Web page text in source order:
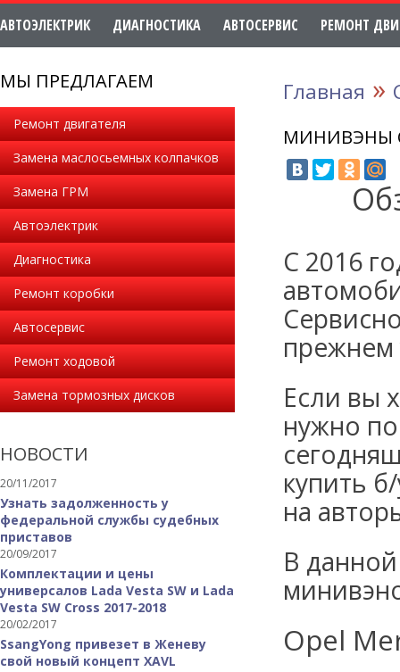
АВТОЭЛЕКТРИК ДИАГНОСТИКА АВТОСЕРВИС РЕМОНТ
МЫ ПРЕДЛАГАЕМ
Ремонт двигателя
Замена маслосьемных колпачков
Замена ГРМ
Автоэлектрик
Диагностика
Ремонт коробки
Автосервис
Ремонт ходовой
Замена тормозных дисков
НОВОСТИ
20/11/2017
Узнать задолженность у
федеральной службы судебных
приставов
20/09/2017
Комплектации и цены
универсалов Lada Vesta SW и Lada
Vesta SW Cross 2017-2018
20/02/2017
SsangYong привезет в Женеву
свой новый концепт XAVL
Главная »
МИНИВЭНЫ
С 2016
прежнем
Если вы
нужно
купить
на
В
Opel